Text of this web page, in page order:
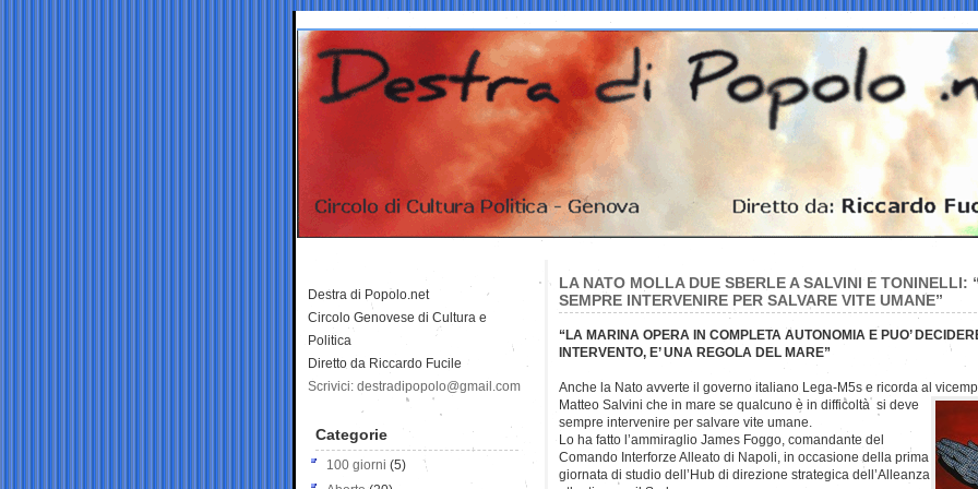
LA NATO MOLLA DUE SBERLE A SALVINI E TONINELLI:
SEMPRE INTERVENIRE PER SALVARE VITE UMANE”
“LA MARINA OPERA IN COMPLETA AUTONOMIA E PUO’
INTERVENTO, E’ UNA REGOLA DEL MARE”
Anche la Nato avverte il governo italiano Lega-M5s e ricorda al
Matteo Salvini che in mare se qualcuno è in difficoltà si deve
sempre intervenire per salvare vite umane.
Lo ha fatto l’ammiraglio James Foggo, comandante del
Comando Interforze Alleato di Napoli, in occasione della prima
giornata di studio dell’Hub di direzione strategica dell’Alleanza
Destra di Popolo.net
Circolo Genovese di Cultura e
Politica
Diretto da Riccardo Fucile
Scrivici: destradipopolo@gmail.com
Categorie
100 giorni (5)